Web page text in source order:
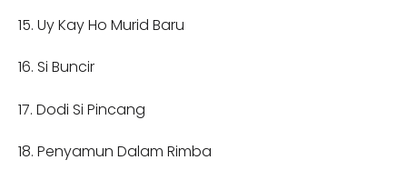
15. Uy Kay Ho Murid Baru
16. Si Buncir
17. Dodi Si Pincang
18. Penyamun Dalam Rimba